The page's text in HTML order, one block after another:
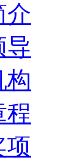
介
导
构
程
项